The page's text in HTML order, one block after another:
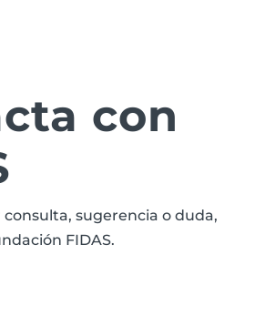
con
sugerencia o duda,
FIDAS.